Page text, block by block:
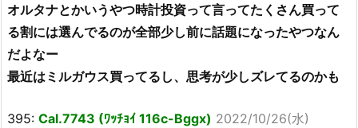
オルタナとかいうやつ時計投資って言ってたくさん買って
る割には選んでるのが全部少し前に話題になったやつなん
だよなー
最近はミルガウス買ってるし、思考が少しズレてるのかも
395: Cal.7743 (ﾜｯﾁｮｲ 116c-Bggx) 2022/10/26(水)